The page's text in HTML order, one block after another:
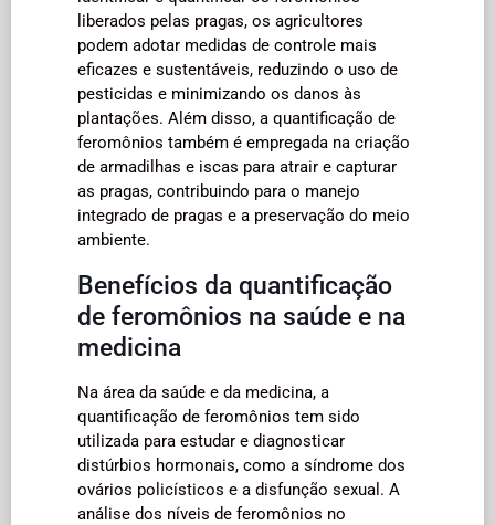
liberados pelas pragas, os agricultores
podem adotar medidas de controle mais
eficazes e sustentáveis, reduzindo o uso de
pesticidas e minimizando os danos às
plantações. Além disso, a quantificação de
feromônios também é empregada na criação
de armadilhas e iscas para atrair e capturar
as pragas, contribuindo para o manejo
integrado de pragas e a preservação do meio
ambiente.
Benefícios da quantificação
de feromônios na saúde e na
medicina
Na área da saúde e da medicina, a
quantificação de feromônios tem sido
utilizada para estudar e diagnosticar
distúrbios hormonais, como a síndrome dos
ovários policísticos e a disfunção sexual. A
análise dos níveis de feromônios no